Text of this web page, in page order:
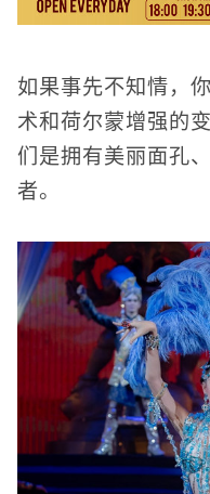
如果事先不知情，
术和荷尔蒙增强的
们是拥有美丽面孔
者。